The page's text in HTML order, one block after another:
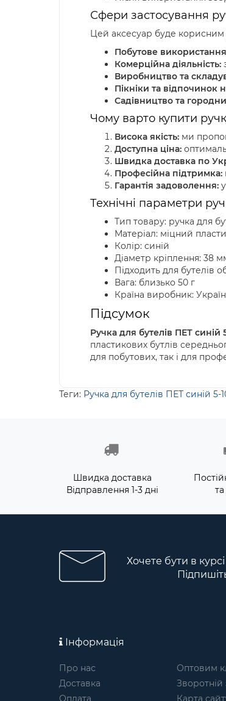
Сфери застосування
Цей аксесуар буде корисним
Побутове
Комерційна діяльність:
Виробництво та
Пікніки та відпочинок
Садівництво та
Чому варто купити
Висока якість: ми
Доступна ціна:
Швидка доставка по
Професійна підтримка:
Гарантія задоволення:
Технічні параметри
Тип товару: ручка для
Матеріал: міцний
Колір: синій
Діаметр кріплення: 38
Підходить для бутелів
Вага: близько 50 г
Країна виробник:
Підсумок
Ручка для бутелів ПЕТ синій
пластикових бутлів
для побутових, так і для
Теги: Ручка для бутелів ПЕТ синій 5-
Швидка доставка
Відправлення 1-3 дні
та
Хочете бути в
Інформація
Про нас
Доставка
Оплата
Оптовим
Зворотній
Карта